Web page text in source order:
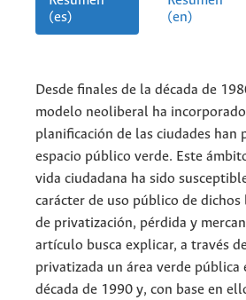
(es)
(en)
Desde finales de la década de
modelo neoliberal ha
planificación de las ciudades han
espacio público verde. Este
vida ciudadana ha sido
carácter de uso público de
de privatización, pérdida y
artículo busca explicar, a través
privatizada un área verde
década de 1990 y, con base en